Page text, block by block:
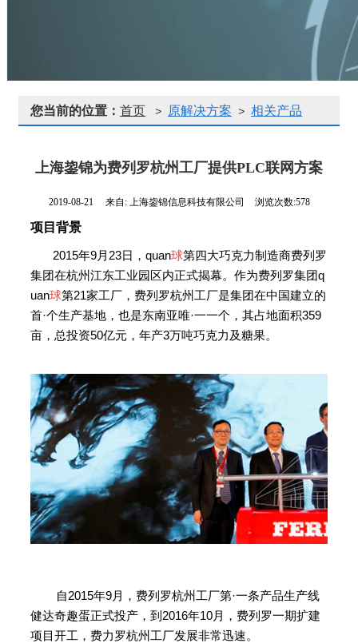
您当前的位置： 首页 > 原解决方案 > 相关产品
上海鋆锦为费列罗杭州工厂提供PLC联网方案
2019-08-21 来自: 上海鋆锦信息科技有限公司 浏览次数:578
项目背景
2015年9月23日，quan球第四大巧克力制造商费列罗
集团在杭州江东工业园区内正式揭幕。作为费列罗集团q
uan球第21家工厂，费列罗杭州工厂是集团在中国建立的
首·个生产基地，也是东南亚唯·一一个，其占地面积359
亩，总投资50亿元，年产3万吨巧克力及糖果。
自2015年9月，费列罗杭州工厂第·一条产品生产线
健达奇趣蛋正式投产，到2016年10月，费列罗一期扩建
项目开工，费力罗杭州工厂发展非常迅速。